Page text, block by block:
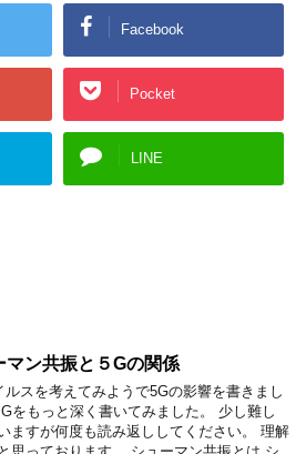
Facebook
Pocket
LINE
マン共振と５Gの関係
ルスを考えてみようで5Gの影響を書きまし
をもっと深く書いてみました。 少し難し
ますが何度も読み返ししてください。 理解